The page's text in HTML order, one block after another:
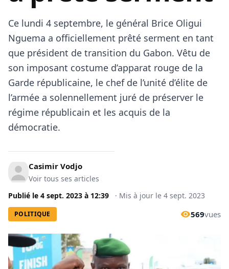
Ce lundi 4 septembre, le général Brice Oligui
Nguema a officiellement prêté serment en tant
que président de transition du Gabon. Vêtu de
son imposant costume d’apparat rouge de la
Garde républicaine, le chef de l’unité d’élite de
l’armée a solennellement juré de préserver le
régime républicain et les acquis de la
démocratie.
Casimir Vodjo
Voir tous ses articles
Publié le 4 sept. 2023 à 12:39 · Mis à jour le 4 sept. 2023
POLITIQUE 569vues